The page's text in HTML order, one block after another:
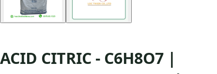
ACID CITRIC - C6H8O7 |